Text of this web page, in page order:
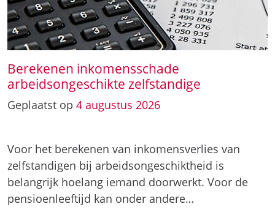
Berekenen inkomensschade
arbeidsongeschikte zelfstandige
Geplaatst op 4 augustus 2026
Voor het berekenen van inkomensverlies van
zelfstandigen bij arbeidsongeschiktheid is
belangrijk hoelang iemand doorwerkt. Voor de
pensioenleeftijd kan onder andere…